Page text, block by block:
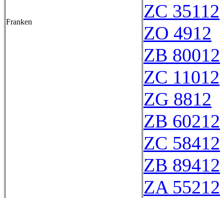
Franken
ZC 35112
ZO 4912
ZB 80012
ZC 11012
ZG 8812
ZB 60212
ZC 58412
ZB 89412
ZA 55212